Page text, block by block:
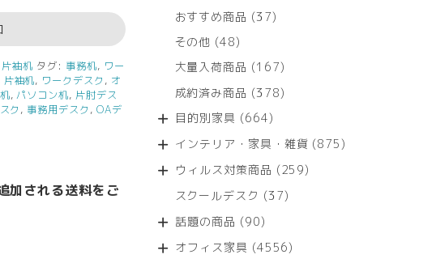
片袖机 タグ: 事務机, ワー
片袖机, ワークデスク , オ
,パソコン机, 片肘デス
ク , 事務用デスク ,OAデ
加される送料をご
商
の
商
おすすめ商品 3737
商
その他 4848
の
商
大量入荷商品 167167
の
成約済み商品 378378
商
目的別家具 664664
の
商
インテリア・家具・雑貨 875875
ウィルス対策商品 259259
スクールデスク 3737
商
話題の商品 9090
の
オフィス家具 45564556